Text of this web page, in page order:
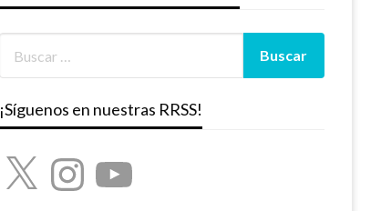
¡Síguenos en nuestras RRSS!
X InstagramYouTube